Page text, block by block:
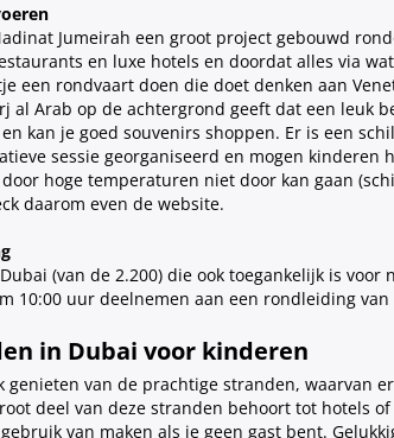
Jumeirah een groot project gebouwd
en luxe hotels en doordat alles via
een rondvaart doen die doet denken aan
al Arab op de achtergrond geeft dat een leuk
kan je goed souvenirs shoppen. Er is een
sessie georganiseerd en mogen kinderen
hoge temperaturen niet door kan gaan
daarom even de website.
(van de 2.200) die ook toegankelijk is voor
10:00 uur deelnemen aan een rondleiding
in Dubai voor kinderen
genieten van de prachtige stranden, waarvan
deel van deze stranden behoort tot hotels
van maken als je geen gast bent.